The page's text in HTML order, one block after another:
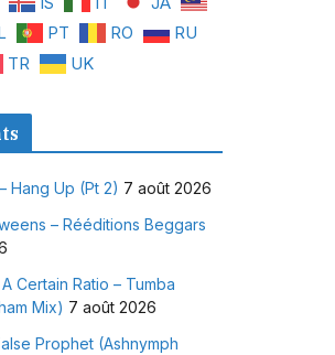
PT RO
RU
TR UK
Hang Up (Pt 2) 7 août 2026
– Rééditions Beggars
Certain Ratio – Tumba
Mix) 7 août 2026
Prophet (Ashnymph